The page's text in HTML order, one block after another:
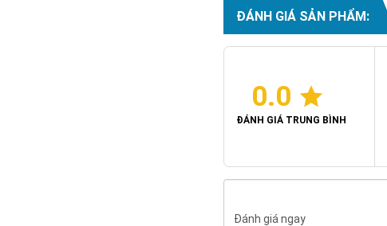
ĐÁNH GIÁ SẢN PHẨM:
0.0
ĐÁNH GIÁ TRUNG BÌNH
Đánh giá ngay